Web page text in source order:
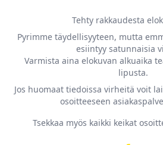
Tehty rakkaudesta
Pyrimme täydellisyyteen, mutta
esiintyy satunnaisia
Varmista aina elokuvan alkuaika
lipusta.
Jos huomaat tiedoissa virheitä voit
osoitteeseen
Tsekkaa myös kaikki keikat